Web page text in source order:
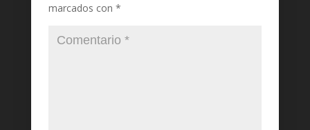
marcados con *